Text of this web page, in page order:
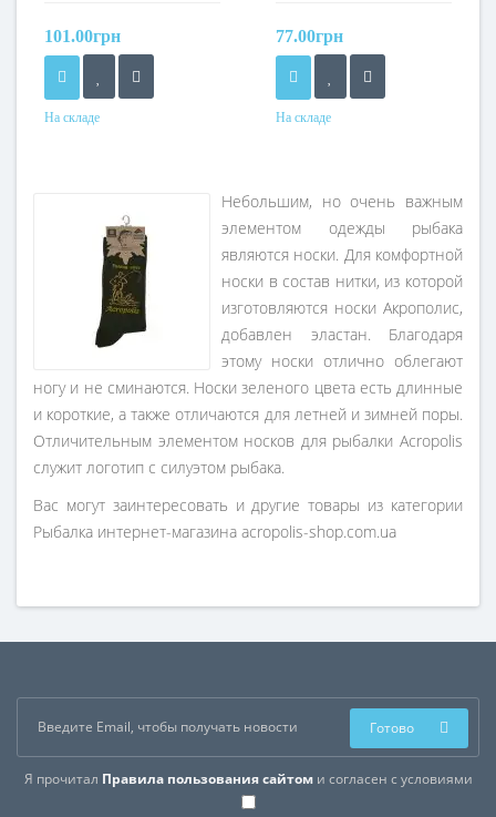
101.00грн
На складе
77.00грн
На складе
Небольшим, но очень важным
элементом одежды рыбака
являются носки. Для комфортной
носки в состав нитки, из которой
изготовляются носки Акрополис,
добавлен эластан. Благодаря
этому носки отлично облегают
ногу и не сминаются. Носки зеленого цвета есть длинные
и короткие, а также отличаются для летней и зимней поры.
Отличительным элементом носков для рыбалки Acropolis
служит логотип с силуэтом рыбака.
Вас могут заинтересовать и другие товары из категории
Рыбалка интернет-магазина acropolis-shop.com.ua
Я прочитал Правила пользования сайтоми согласен с условиями
Готово